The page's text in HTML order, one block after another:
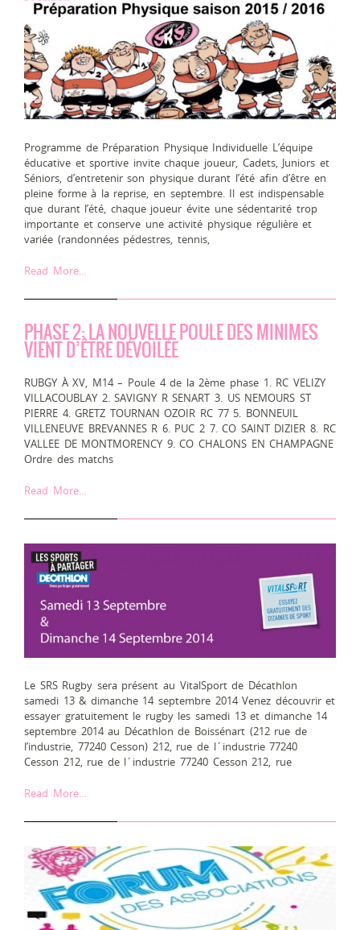
Programme de Préparation Physique Individuelle L’équipe
éducative et sportive invite chaque joueur, Cadets, Juniors et
Séniors, d’entretenir son physique durant l’été afin d’être en
pleine forme à la reprise, en septembre. Il est indispensable
que durant l’été, chaque joueur évite une sédentarité trop
importante et conserve une activité physique régulière et
variée (randonnées pédestres, tennis,
Read More…
PHASE 2: LA NOUVELLE POULE DES MINIMES
VIENT D’ÊTRE DÉVOILÉE
RUBGY À XV, M14 – Poule 4 de la 2ème phase 1. RC VELIZY
VILLACOUBLAY 2. SAVIGNY R SENART 3. US NEMOURS ST
PIERRE 4. GRETZ TOURNAN OZOIR RC 77 5. BONNEUIL
VILLENEUVE BREVANNES R 6. PUC 2 7. CO SAINT DIZIER 8. RC
VALLEE DE MONTMORENCY 9. CO CHALONS EN CHAMPAGNE
Ordre des matchs
Read More…
Le SRS Rugby sera présent au VitalSport de Décathlon
samedi 13 & dimanche 14 septembre 2014 Venez découvrir et
essayer gratuitement le rugby les samedi 13 et dimanche 14
septembre 2014 au Décathlon de Boissénart (212 rue de
l’industrie, 77240 Cesson) 212, rue de l´industrie 77240
Cesson 212, rue de l´industrie 77240 Cesson 212, rue
Read More…